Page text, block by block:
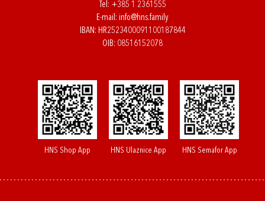
Tel: +385 1 2361555
E-mail: info@hns.family
IBAN: HR2523400091100187844
OIB: 08516152078
HNS Shop App HNS Ulaznice App HNS Semafor App